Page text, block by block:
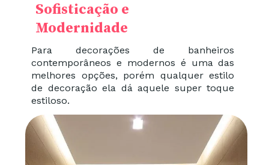
Para decorações de banheiros
contemporâneos e modernos é uma das
melhores opções, porém qualquer estilo
de decoração ela dá aquele super toque
estiloso.
Sofisticação e
Modernidade